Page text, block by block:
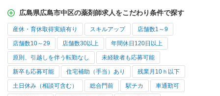
広島県広島市中区の薬剤師求人をこだわり条件で探す
産休・育休取得実績有り スキルアップ 店舗数1～9
店舗数10～29 店舗数30以上 年間休日120日以上
原則、引越しを伴う転勤なし 未経験者も応募可能
新卒も応募可能 住宅補助（手当）あり 残業月10ｈ以下
土日休み（相談可含む） 総合門前 駅チカ 車通勤可